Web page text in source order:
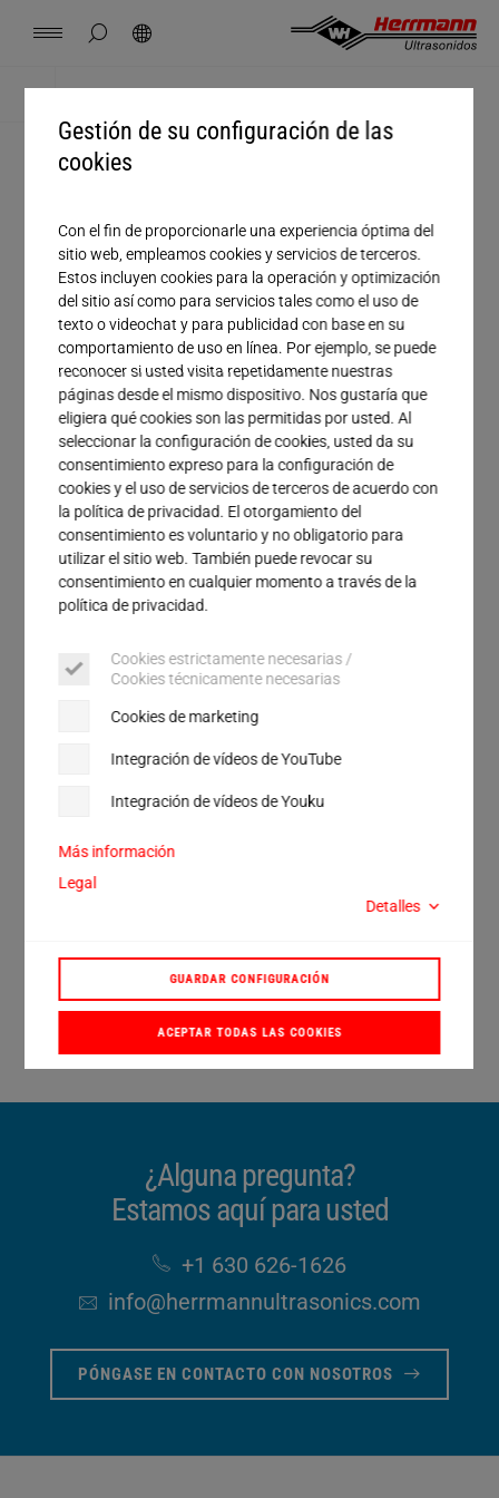
Gestión de su configuración de las
cookies
Con el fin de proporcionarle una experiencia óptima del
sitio web, empleamos cookies y servicios de terceros.
Estos incluyen cookies para la operación y optimización
del sitio así como para servicios tales como el uso de
texto o videochat y para publicidad con base en su
comportamiento de uso en línea. Por ejemplo, se puede
reconocer si usted visita repetidamente nuestras
páginas desde el mismo dispositivo. Nos gustaría que
eligiera qué cookies son las permitidas por usted. Al
seleccionar la configuración de cookies, usted da su
consentimiento expreso para la configuración de
cookies y el uso de servicios de terceros de acuerdo con
la política de privacidad. El otorgamiento del
consentimiento es voluntario y no obligatorio para
utilizar el sitio web. También puede revocar su
consentimiento en cualquier momento a través de la
política de privacidad.
Cookies estrictamente necesarias /
Cookies técnicamente necesarias
Cookies de marketing
Integración de vídeos de YouTube
Integración de vídeos de Youku
Más información
Legal
Detalles
GUARDAR CONFIGURACIÓN
ACEPTAR TODAS LAS COOKIES
ocultar búsqueda de página
Inicio
Herrmann Engineering
Soluciones por segmento
Soldadura con ultrasonido
Productos
Empresa
Servicio
Contacto Lugares Noticias Empleo Descargas
China 中文 english
Hungary magyar
Japan 日本語
Empresa
Nombre
Apellido
Correo electrónico*
Teléfono
Calle
Ciudad
He leído y acepto lapolítica de privacidad
Verificación Anti-Robot
ENVIAR
¿Alguna pregunta?
Estamos aquí para usted
+1 630 626-1626
info​@herrmannultrasonics​.com
PÓNGASE EN CONTACTO CON NOSOTROS